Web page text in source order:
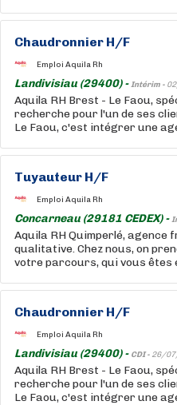
Chaudronnier H/F
Emploi Aquila Rh
Landivisiau (29400) -Intérim -
Aquila RH Brest - Le Faou,
recherche pour l'un de ses
Le Faou, c'est intégrer une
Tuyauteur H/F
Emploi Aquila Rh
Concarneau (29181 CEDEX) -
Aquila RH Quimperlé, agence
qualitative. Chez nous, on
votre parcours, qui vous êtes
Chaudronnier H/F
Emploi Aquila Rh
Landivisiau (29400) - CDI - 26/
Aquila RH Brest - Le Faou,
recherche pour l'un de ses
Le Faou, c'est intégrer une